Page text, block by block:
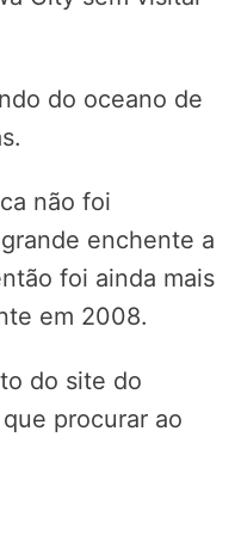
do oceano de
não foi
enchente a
foi ainda mais
em 2008.
do site do
procurar ao